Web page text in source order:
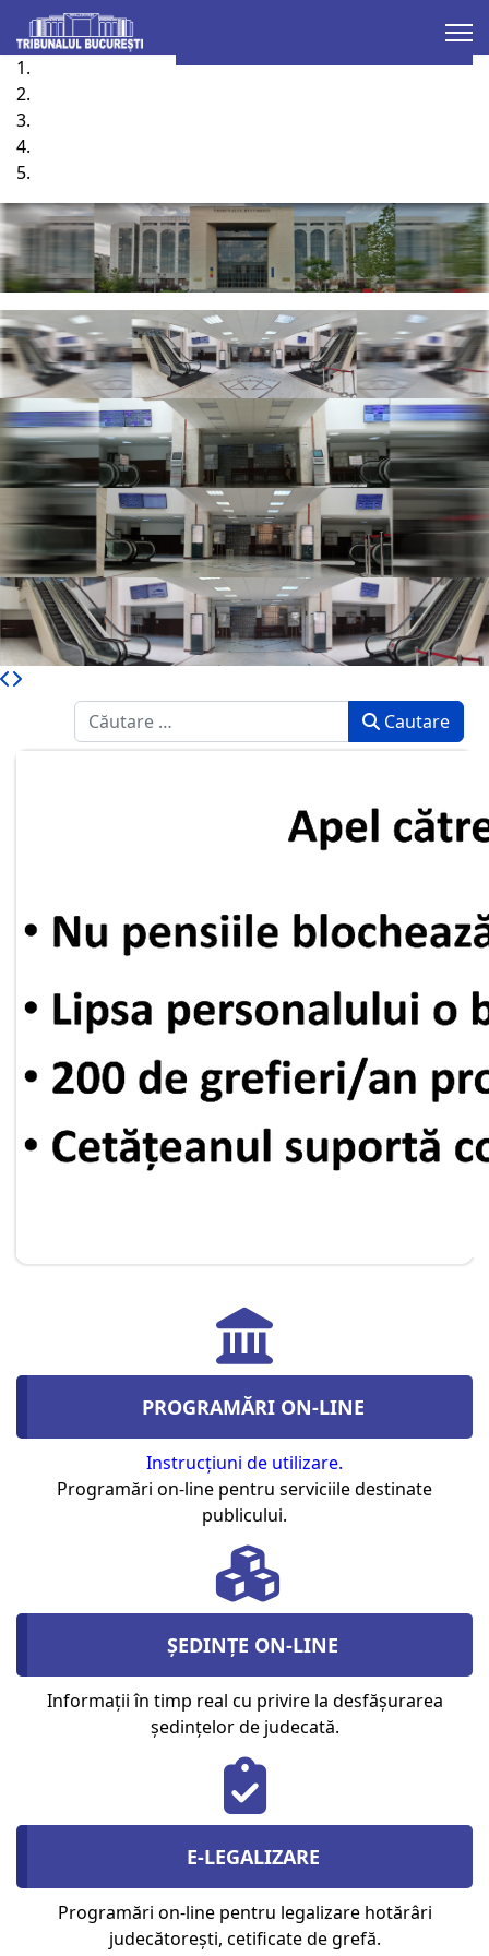
Caută Cautare
PROGRAMĂRI ON-LINE
Instrucţiuni de utilizare.
Programări on-line pentru serviciile destinate
publicului.
ȘEDINȚE ON-LINE
Informații în timp real cu privire la desfășurarea
ședințelor de judecată.
E-LEGALIZARE
Programări on-line pentru legalizare hotărâri
judecătorești, cetificate de grefă.